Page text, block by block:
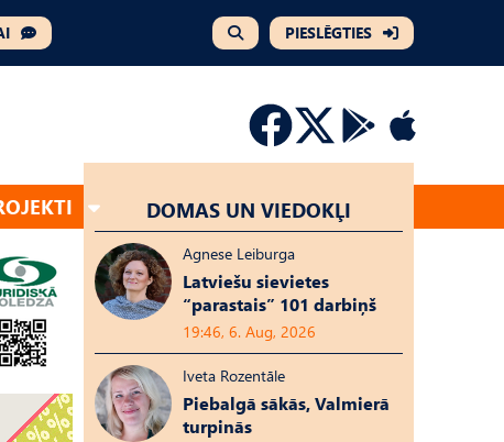
PIESLĒGTIES
DOMAS UN VIEDOKĻI
Agnese Leiburga
Latviešu sievietes
“parastais” 101 darbiņš
19:46, 6. Aug, 2026
Iveta Rozentāle
Piebalgā sākās, Valmierā
turpinās